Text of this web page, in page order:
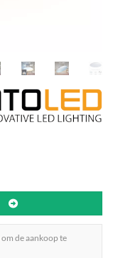
om de aankoop te